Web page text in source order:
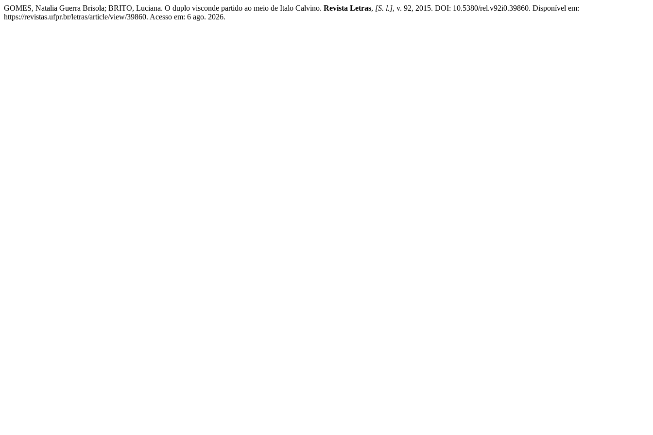
GOMES, Natalia Guerra Brisola; BRITO, Luciana. O duplo visconde partido ao meio de Italo Calvino. Revista Letras, [S. l.], v. 92, 2015. DOI: 10.5380/rel.v92i0.39860. Disponível em:
https://revistas.ufpr.br/letras/article/view/39860. Acesso em: 6 ago. 2026.